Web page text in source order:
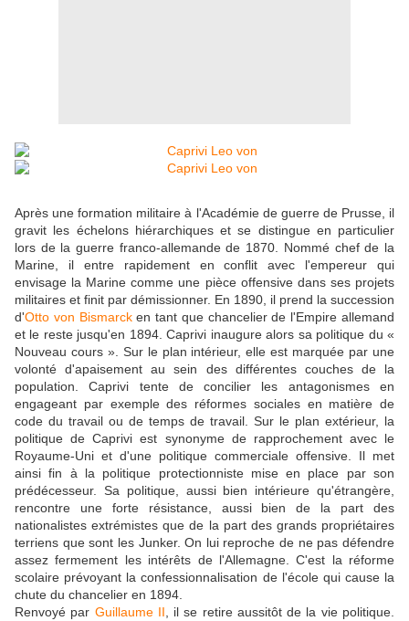
Après une formation militaire à l'Académie de guerre de Prusse, il
gravit les échelons hiérarchiques et se distingue en particulier
lors de la guerre franco-allemande de 1870. Nommé chef de la
Marine, il entre rapidement en conflit avec l'empereur qui
envisage la Marine comme une pièce offensive dans ses projets
militaires et finit par démissionner. En 1890, il prend la succession
d'Otto von Bismarcken tant que chancelier de l'Empire allemand
et le reste jusqu'en 1894. Caprivi inaugure alors sa politique du «
Nouveau cours ». Sur le plan intérieur, elle est marquée par une
volonté d'apaisement au sein des différentes couches de la
population. Caprivi tente de concilier les antagonismes en
engageant par exemple des réformes sociales en matière de
code du travail ou de temps de travail. Sur le plan extérieur, la
politique de Caprivi est synonyme de rapprochement avec le
Royaume-Uni et d'une politique commerciale offensive. Il met
ainsi fin à la politique protectionniste mise en place par son
prédécesseur. Sa politique, aussi bien intérieure qu'étrangère,
rencontre une forte résistance, aussi bien de la part des
nationalistes extrémistes que de la part des grands propriétaires
terriens que sont les Junker. On lui reproche de ne pas défendre
assez fermement les intérêts de l'Allemagne. C'est la réforme
scolaire prévoyant la confessionnalisation de l'école qui cause la
chute du chancelier en 1894.
Renvoyé par Guillaume II , il se retire aussitôt de la vie politique.